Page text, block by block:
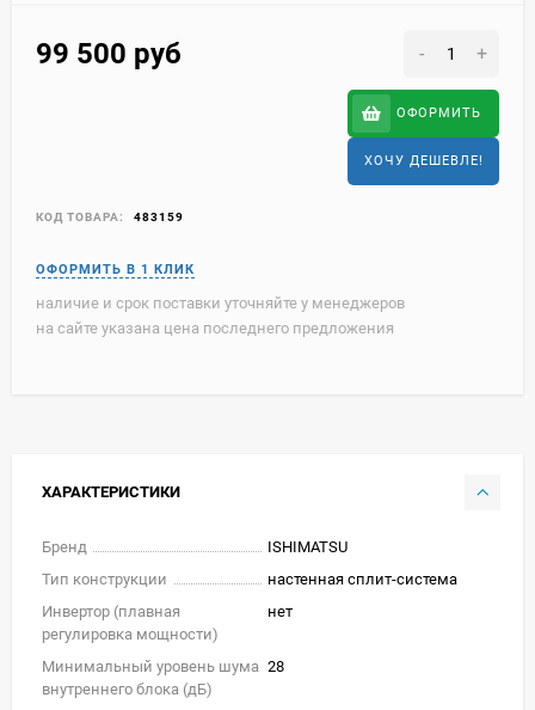
99 500 руб - +
ОФОРМИТЬ
ХОЧУ ДЕШЕВЛЕ!
КОД ТОВАРА: 483159
наличие и срок поставки уточняйте у менеджеров
на сайте указана цена последнего предложения
ХАРАКТЕРИСТИКИ
Бренд
ISHIMATSU
Тип конструкции
настенная сплит-система
Инвертор (плавная
регулировка мощности)
нет
Минимальный уровень шума
внутреннего блока (дБ)
28